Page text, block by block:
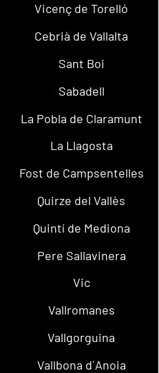
Vicenç de Torelló
Cebrià de Vallalta
Sant Boi
Sabadell
La Pobla de Claramunt
La Llagosta
Fost de Campsentelles
Quirze del Vallès
Quintí de Mediona
Pere Sallavinera
Vic
Vallromanes
Vallgorguina
Vallbona d´Anoia